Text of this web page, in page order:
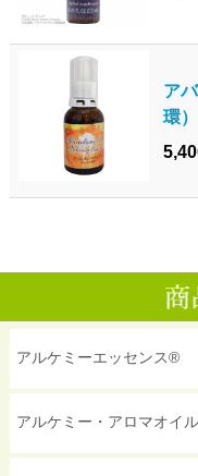
ア
環
アルケミーエッセンス®
アルケミー・アロマオイル